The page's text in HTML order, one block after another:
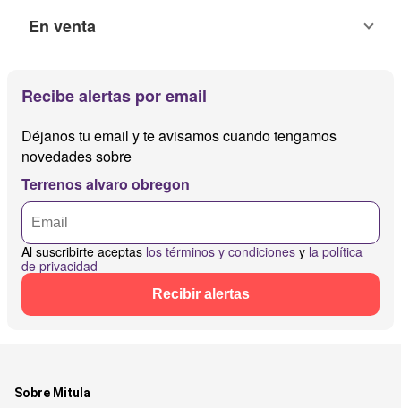
En venta
Recibe alertas por email
Déjanos tu email y te avisamos cuando tengamos
novedades sobre
Terrenos alvaro obregon
Al suscribirte aceptas los términos y condiciones y la política
de privacidad
Recibir alertas
Sobre Mitula